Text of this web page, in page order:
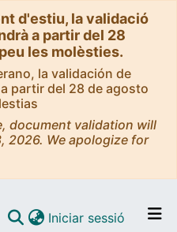
d'estiu, la validació
a partir del 28
les molèsties.
la validación de
partir del 28 de agosto
document validation will
2026. We apologize for
Iniciar sessió (current)